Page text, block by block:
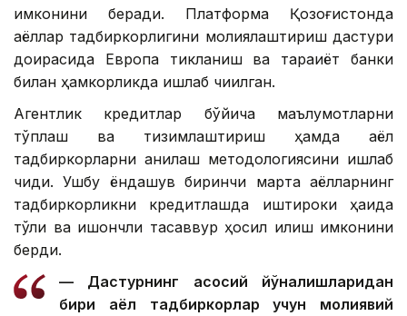
имконини беради. Платформа Қозоғистонда
аёллар тадбиркорлигини молиялаштириш дастури
доирасида Европа тикланиш ва тараққиёт банки
билан ҳамкорликда ишлаб чиқилган.
Агентлик кредитлар бўйича маълумотларни
тўплаш ва тизимлаштириш ҳамда аёл
тадбиркорларни аниқлаш методологиясини ишлаб
чиқди. Ушбу ёндашув биринчи марта аёлларнинг
тадбиркорликни кредитлашда иштироки ҳақида
тўлиқ ва ишончли тасаввур ҳосил қилиш имконини
берди.
— Дастурнинг асосий йўналишларидан
бири аёл тадбиркорлар учун молиявий